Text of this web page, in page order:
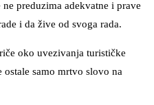
preduzima adekvatne i prave
i da žive od svoga rada.
oko uvezivanja turističke
samo mrtvo slovo na